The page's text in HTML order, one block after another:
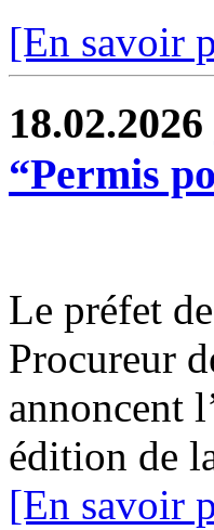
[En savoir
18.02.2026
“Permis
Le préfet
Procureur
annoncent
édition de
[En savoir